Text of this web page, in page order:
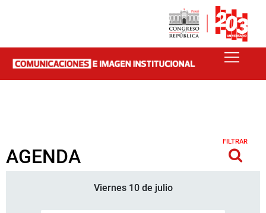
AGENDA
FILTRAR
Viernes 10 de julio